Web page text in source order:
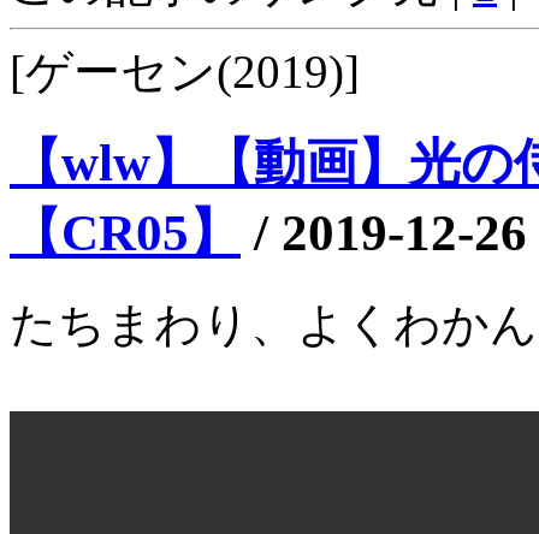
[ゲーセン(2019)]
【wlw】【動画】光
【CR05】
/ 2019-12-
たちまわり、よくわか